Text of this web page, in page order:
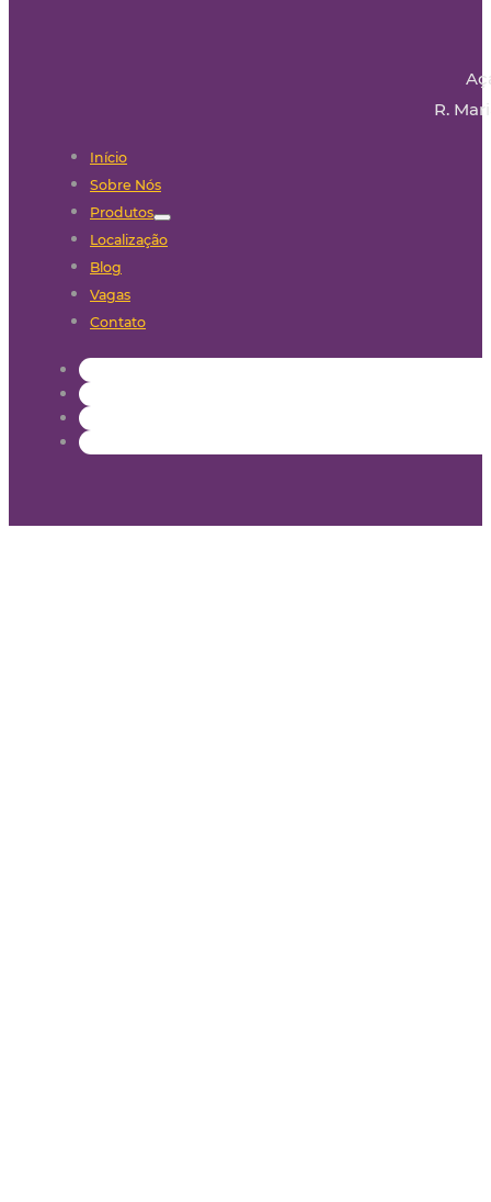
R.
Início
Sobre Nós
Produtos
Localização
Blog
Vagas
Contato